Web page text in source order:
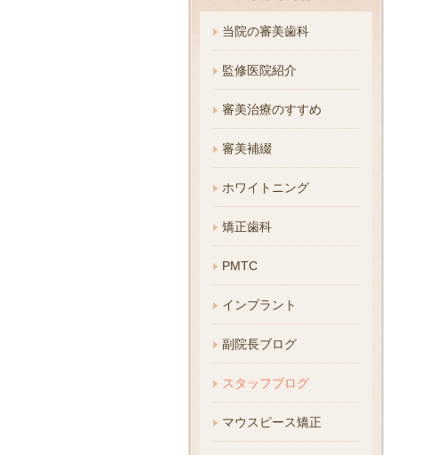
当院の審美歯科
監修医院紹介
審美治療のすすめ
審美補綴
ホワイトニング
矯正歯科
PMTC
インプラント
副院長ブログ
スタッフブログ
マウスピース矯正